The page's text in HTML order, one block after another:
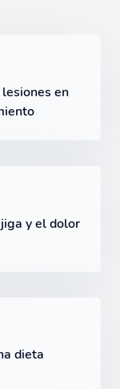
en
y el dolor
dieta